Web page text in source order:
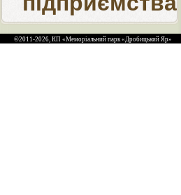
©2011-2026, КП «Меморіальний парк «Дробицький Яр»